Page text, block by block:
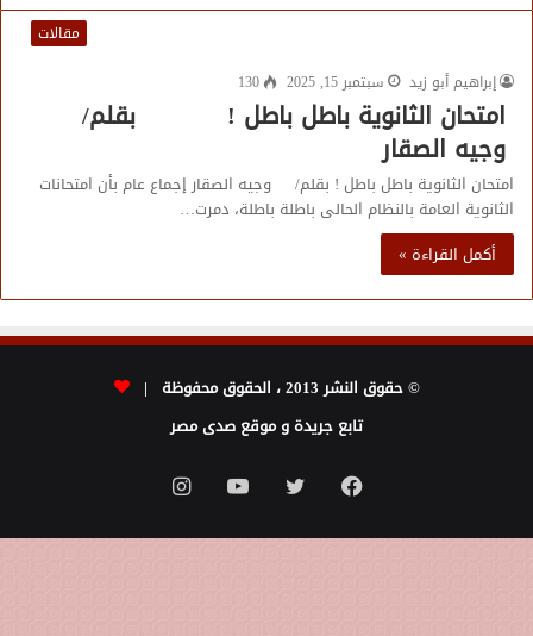
مقالات
إبراهيم أبو زيد
سبتمبر 15, 2025 130
امتحان الثانوية باطل باطل ! بقلم/
وجيه الصقار
امتحان الثانوية باطل باطل ! بقلم/ وجيه الصقار إجماع عام بأن امتحانات
الثانوية العامة بالنظام الحالى باطلة باطلة، دمرت…
أكمل القراءة »
© حقوق النشر 2013 ، الحقوق محفوظة |
تابع جريدة و موقع صدى مصر
فيسبوك تويتر يوتيوبانستقرام